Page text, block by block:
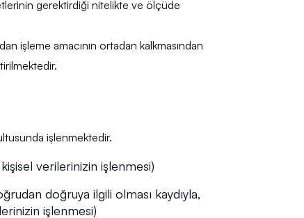
gerektirdiği nitelikte ve ölçüde
işleme amacının ortadan kalkmasından
işlenmektedir.
verilerinizin işlenmesi)
doğruya ilgili olması kaydıyla,
işlenmesi)